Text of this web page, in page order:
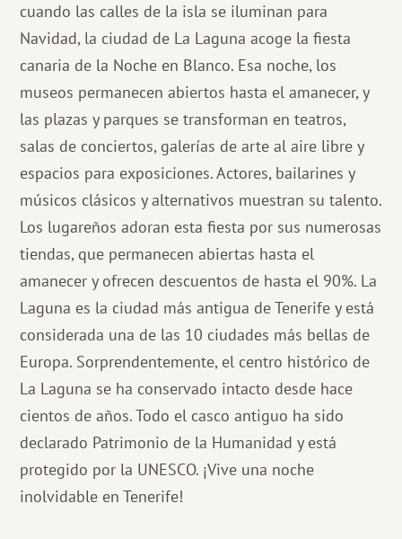
cuando las calles de la isla se iluminan para
Navidad, la ciudad de La Laguna acoge la fiesta
canaria de la Noche en Blanco. Esa noche, los
museos permanecen abiertos hasta el amanecer, y
las plazas y parques se transforman en teatros,
salas de conciertos, galerías de arte al aire libre y
espacios para exposiciones. Actores, bailarines y
músicos clásicos y alternativos muestran su talento.
Los lugareños adoran esta fiesta por sus numerosas
tiendas, que permanecen abiertas hasta el
amanecer y ofrecen descuentos de hasta el 90%. La
Laguna es la ciudad más antigua de Tenerife y está
considerada una de las 10 ciudades más bellas de
Europa. Sorprendentemente, el centro histórico de
La Laguna se ha conservado intacto desde hace
cientos de años. Todo el casco antiguo ha sido
declarado Patrimonio de la Humanidad y está
protegido por la UNESCO. ¡Vive una noche
inolvidable en Tenerife!